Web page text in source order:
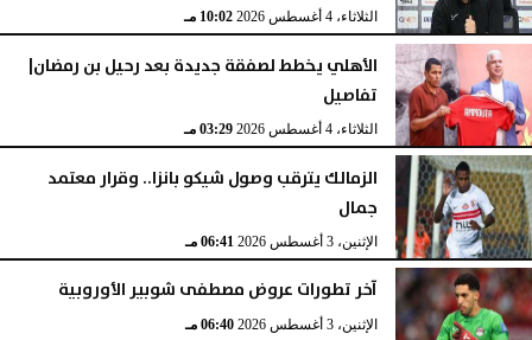
الثلاثاء، 4 أغسطس 2026 10:02 مـ
الأهلي يخطط لصفقة جديدة بعد رحيل بن رمضان|
تفاصيل
الثلاثاء، 4 أغسطس 2026 03:29 مـ
الزمالك يترقب وصول شيكو بانزا.. وقرار معتمد
جمال
الإثنين، 3 أغسطس 2026 06:41 مـ
آخر تطورات عروض مصطفى شوبير الأوروبية
الإثنين، 3 أغسطس 2026 06:40 مـ